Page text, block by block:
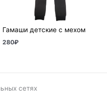
Гамаши детские с мехом
280₽
сетях